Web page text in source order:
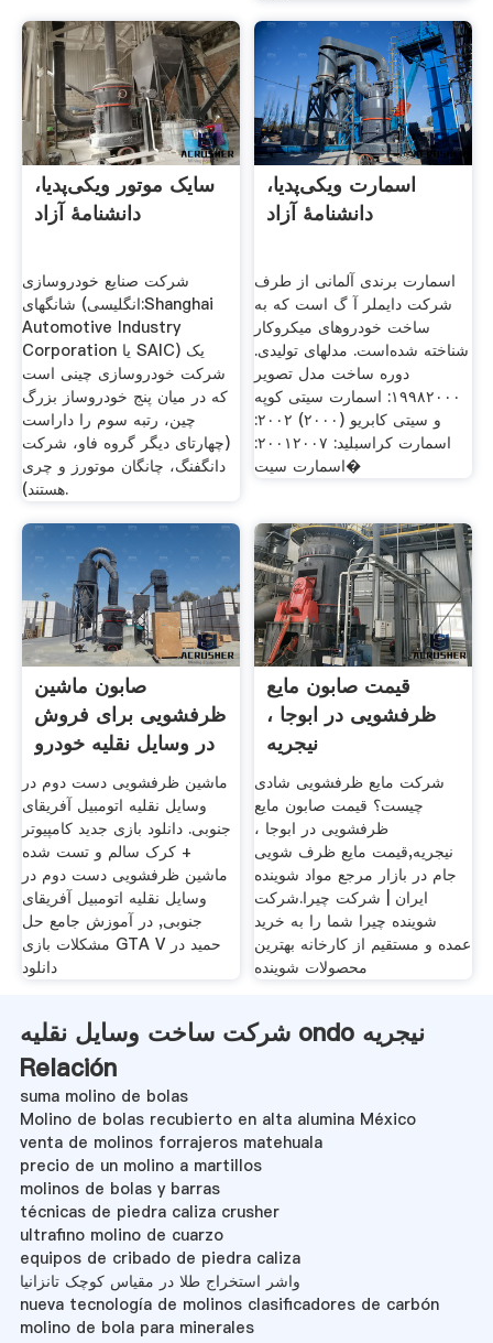
سایک موتور ویکی‌پدیا،
دانشنامهٔ آزاد
شرکت صنایع خودروسازی
شانگهای (انگلیسی:Shanghai
Automotive Industry
Corporation یا SAIC) یک
شرکت خودروسازی چینی است
که در میان پنج خودروساز بزرگ
چین، رتبه سوم را داراست
(چهارتای دیگر گروه فاو، شرکت
دانگفنگ، چانگان موتورز و چری
هستند).
اسمارت ویکی‌پدیا،
دانشنامهٔ آزاد
اسمارت برندی آلمانی از طرف
شرکت دایملر آ گ است که به
ساخت خودروهای میکروکار
شناخته شده‌است. مدلهای تولیدی.
دوره ساخت مدل تصویر
۱۹۹۸۲۰۰۰: اسمارت سیتی کوپه
و سیتی کابریو (۲۰۰۰) ۲۰۰۲:
اسمارت کراسبلید: ۲۰۰۱۲۰۰۷:
اسمارت سیت�
صابون ماشین
ظرفشویی برای فروش
در وسایل نقلیه خودرو
ماشین ظرفشویی دست دوم در
وسایل نقلیه اتومبیل آفریقای
جنوبی. دانلود بازی جدید کامپیوتر
+ کرک سالم و تست شده
ماشین ظرفشویی دست دوم در
وسایل نقلیه اتومبیل آفریقای
جنوبی, در آموزش جامع حل
مشکلات بازی GTA V حمید در
دانلود
قیمت صابون مایع
ظرفشویی در ابوجا ،
نیجریه
شرکت مایع ظرفشویی شادی
چیست؟ قیمت صابون مایع
ظرفشویی در ابوجا ،
نیجریه,قیمت مایع ظرف شویی
جام در بازار مرجع مواد شوینده
ایران | شرکت چیرا.شرکت
شوینده چیرا شما را به خرید
عمده و مستقیم از کارخانه بهترین
محصولات شوینده
شرکت ساخت وسایل نقلیه ondo نیجریه
Relación
suma molino de bolas
Molino de bolas recubierto en alta alumina México
venta de molinos forrajeros matehuala
precio de un molino a martillos
molinos de bolas y barras
técnicas de piedra caliza crusher
ultrafino molino de cuarzo
equipos de cribado de piedra caliza
واشر استخراج طلا در مقیاس کوچک تانزانیا
nueva tecnología de molinos clasificadores de carbón
molino de bola para minerales